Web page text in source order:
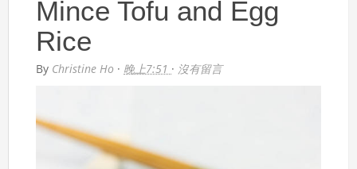
Mince Tofu and Egg
Rice
By Christine Ho · 晚上7:51 · 沒有留言